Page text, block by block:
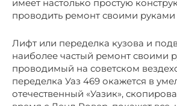
имеет настолько простую
проводить ремонт своими
Лифт или переделка кузова и
наиболее частый ремонт своими
проводимый на советском
переделка Уаз 469 окажется в
отечественный «Уазик»,